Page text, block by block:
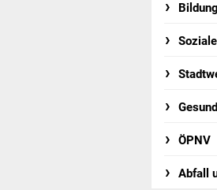
Bildung
ÖPNV
Abfall